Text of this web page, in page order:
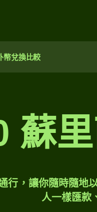
幣兌換比較
蘇
行，讓你隨時隨地
人一樣匯款